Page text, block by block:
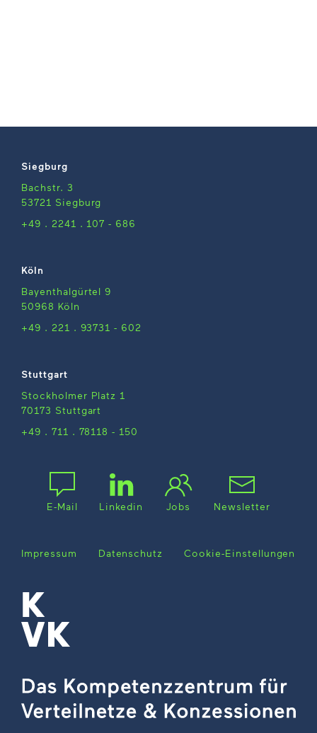
Siegburg
Bachstr. 3
53721 Siegburg
+49 . 2241 . 107 - 686
Köln
Bayenthalgürtel 9
50968 Köln
+49 . 221 . 93731 - 602
Stuttgart
Stockholmer Platz 1
70173 Stuttgart
+49 . 711 . 78118 - 150
E-Mail Linkedin Jobs Newsletter
Impressum Datenschutz Cookie-Einstellungen